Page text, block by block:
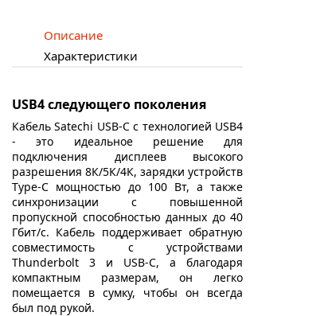
Описание
Характеристики
USB4 следующего поколения
Кабель Satechi USB-C с технологией USB4
- это идеальное решение для
подключения дисплеев высокого
разрешения 8К/5К/4К, зарядки устройств
Type-C мощностью до 100 Вт, а также
синхронизации с повышенной
пропускной способностью данных до 40
Гбит/с. Кабель поддерживает обратную
совместимость с устройствами
Thunderbolt 3 и USB-C, а благодаря
компактным размерам, он легко
помещается в сумку, чтобы он всегда
был под рукой.